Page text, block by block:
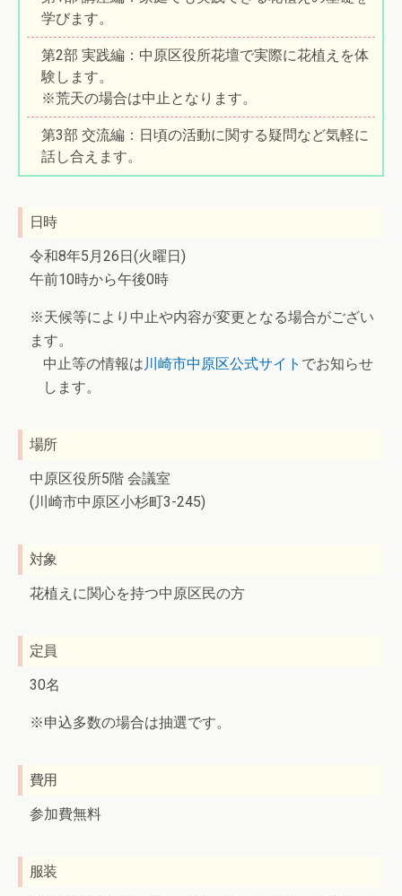
学びます。
第2部 実践編：中原区役所花壇で実際に花植えを体
験します。
※荒天の場合は中止となります。
第3部 交流編：日頃の活動に関する疑問など気軽に
話し合えます。
日時
令和8年5月26日(火曜日)
午前10時から午後0時
※天候等により中止や内容が変更となる場合がござい
ます。
中止等の情報は川崎市中原区公式サイト でお知らせ
します。
場所
中原区役所5階 会議室
(川崎市中原区小杉町3-245)
対象
花植えに関心を持つ中原区民の方
定員
30名
※申込多数の場合は抽選です。
費用
参加費無料
服装